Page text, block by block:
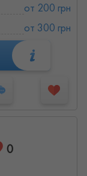
от 200 грн
от 300 грн
0